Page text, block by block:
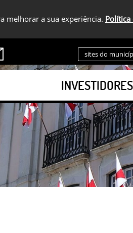
melhorar a sua experiência. Política
sites do
INVESTIDORES